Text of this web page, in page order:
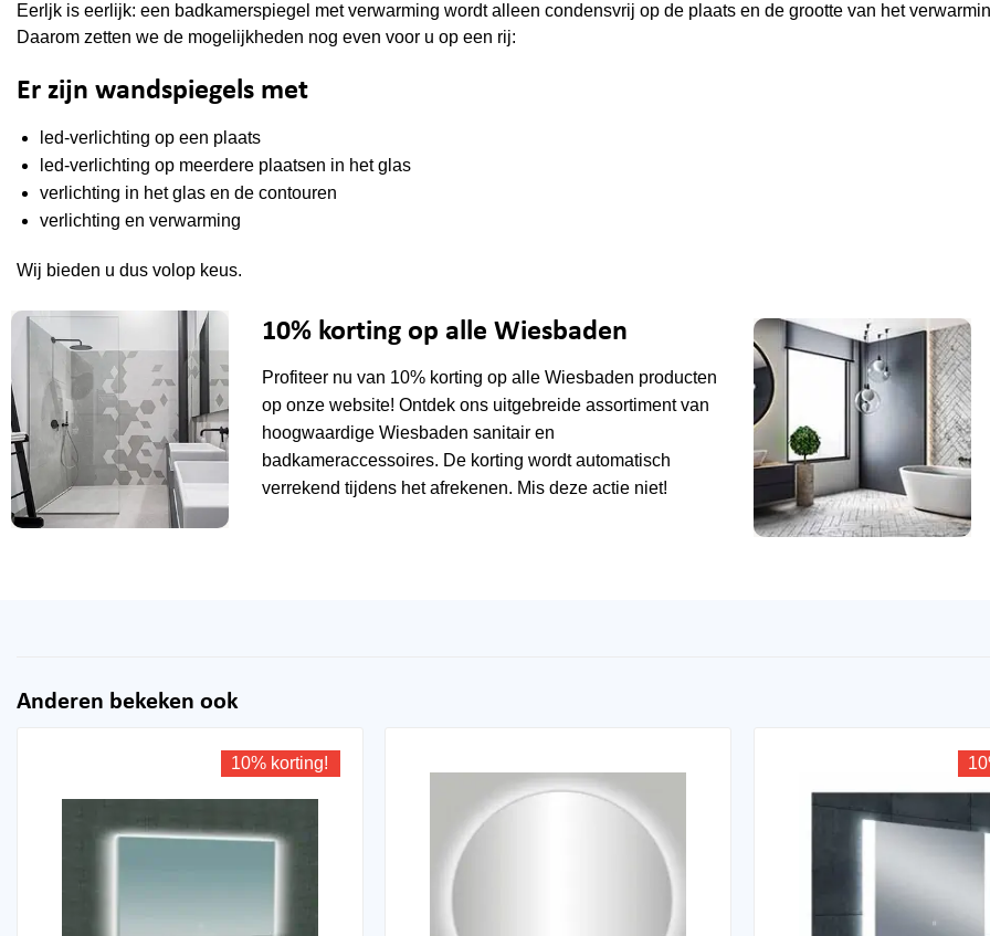
Eerljk is eerlijk: een badkamerspiegel met verwarming wordt alleen condensvrij op de plaats en de grootte van het
Daarom zetten we de mogelijkheden nog even voor u op een rij:
Er zijn wandspiegels met
led-verlichting op een plaats
led-verlichting op meerdere plaatsen in het glas
verlichting in het glas en de contouren
verlichting en verwarming
Wij bieden u dus volop keus.
10% korting op alle Wiesbaden
Profiteer nu van 10% korting op alleWiesbaden producten
op onze website! Ontdek ons uitgebreide assortiment van
hoogwaardige Wiesbaden sanitair en
badkameraccessoires. De korting wordt automatisch
verrekend tijdens het afrekenen. Mis deze actie niet!
Anderen bekeken ook
10% korting!